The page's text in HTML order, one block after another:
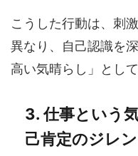
こうした行動は、刺
異なり、自己認識を
高い気晴らし」とし
3. 仕事という
己肯定のジレ